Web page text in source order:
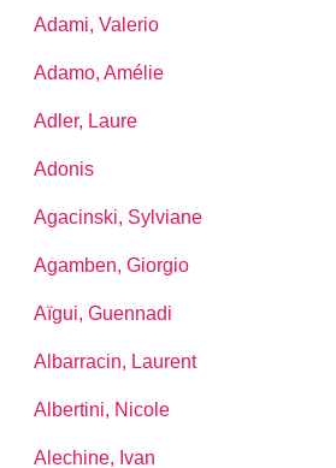
Adami, Valerio
Adamo, Amélie
Adler, Laure
Adonis
Agacinski, Sylviane
Agamben, Giorgio
Aïgui, Guennadi
Albarracin, Laurent
Albertini, Nicole
Alechine, Ivan